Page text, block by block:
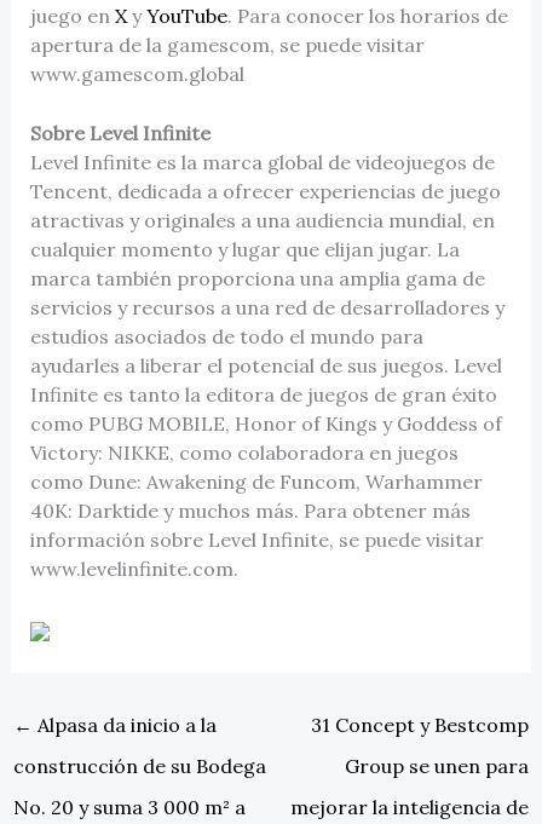
juego en XyYouTube. Para conocer los horarios de
apertura de la gamescom, se puede visitar
www.gamescom.global
Sobre Level Infinite
Level Infinite es la marca global de videojuegos de
Tencent, dedicada a ofrecer experiencias de juego
atractivas y originales a una audiencia mundial, en
cualquier momento y lugar que elijan jugar. La
marca también proporciona una amplia gama de
servicios y recursos a una red de desarrolladores y
estudios asociados de todo el mundo para
ayudarles a liberar el potencial de sus juegos. Level
Infinite es tanto la editora de juegos de gran éxito
como PUBG MOBILE, Honor of Kings y Goddess of
Victory: NIKKE, como colaboradora en juegos
como Dune: Awakening de Funcom, Warhammer
40K: Darktide y muchos más. Para obtener más
información sobre Level Infinite, se puede visitar
www.levelinfinite.com.
← Alpasa da inicio a la
construcción de su Bodega
No. 20 y suma 3 000 m² a
31 Concept y Bestcomp
Group se unen para
mejorar la inteligencia de